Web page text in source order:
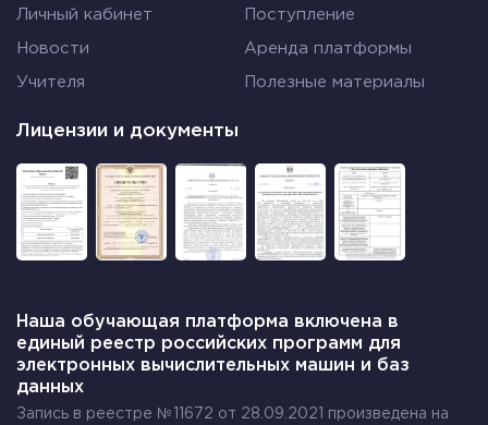
Личный кабинет Поступление
Новости Аренда платформы
Учителя Полезные материалы
Лицензии и документы
Наша обучающая платформа включена в
единый реестр российских программ для
электронных вычислительных машин и баз
данных
Запись в реестре №11672 от 28.09.2021 произведена на